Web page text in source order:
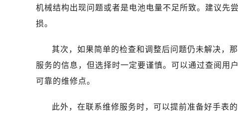
机械结构出现问题或者是电池电量不足所致。建议先
损。
其次，如果简单的检查和调整后问题仍未解决，
服务的信息，但选择时一定要谨慎。可以通过查阅用
可靠的维修点。
此外，在联系维修服务时，可以提前准备好手表